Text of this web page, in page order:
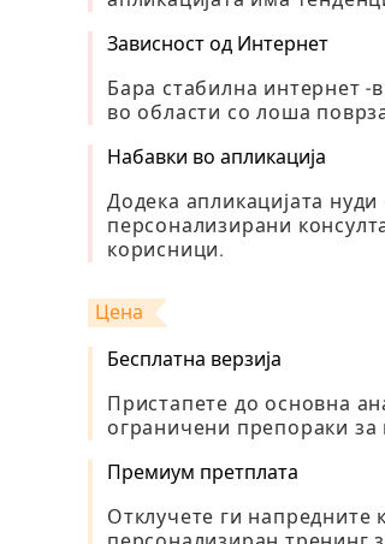
Зависност од Интернет
Бара стабилна интернет
во области со лоша
Набавки во апликација
Додека апликацијата
персонализирани
корисници.
Цена
Бесплатна верзија
Пристапете до основна
ограничени препораки
Премиум претплата
Отклучете ги напредните